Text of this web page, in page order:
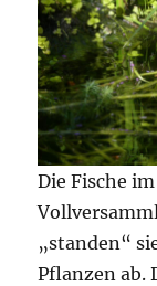
Die Fische
„standen“
Pflanzen ab.